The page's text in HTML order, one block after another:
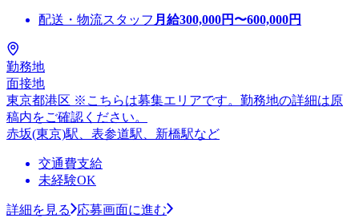
配送・物流スタッフ 月給300,000円〜600,000円
勤務地
面接地
東京都港区 ※こちらは募集エリアです。勤務地の詳細は原
稿内をご確認ください。
赤坂(東京)駅、表参道駅、新橋駅など
交通費支給
未経験OK
詳細を見る
応募画面に進む